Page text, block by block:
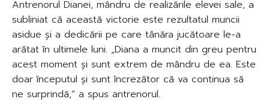
Antrenorul Dianei, mândru de realizările elevei sale, a
subliniat că această victorie este rezultatul muncii
asidue și a dedicării pe care tânăra jucătoare le-a
arătat în ultimele luni. „Diana a muncit din greu pentru
acest moment și sunt extrem de mândru de ea. Este
doar începutul și sunt încrezător că va continua să
ne surprindă,” a spus antrenorul.